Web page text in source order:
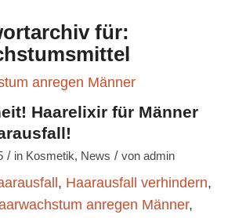
für:
Haarelixir für Männer
/ in Kosmetik, News / von admin
, Haarausfall verhindern,
anregen Männer,